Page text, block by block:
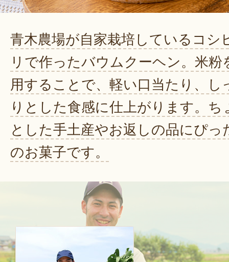
青木農場が自家栽培しているコシ
リで作ったバウムクーヘン。米粉
用することで、軽い口当たり、し
りとした食感に仕上がります。ち
とした手土産やお返しの品にぴっ
のお菓子です。